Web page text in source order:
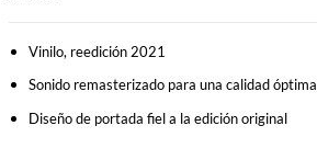
Vinilo, reedición 2021
Sonido remasterizado para una calidad óptima
Diseño de portada fiel a la edición original